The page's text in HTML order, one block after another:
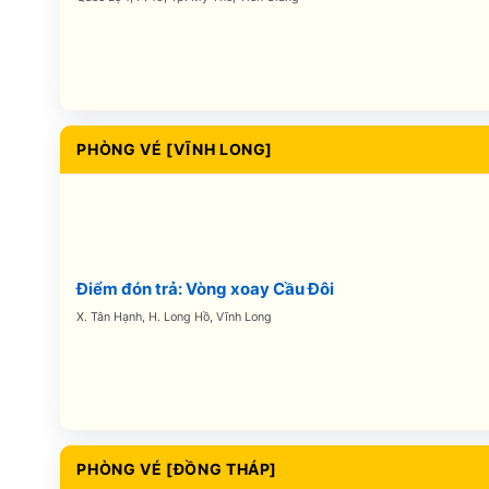
PHÒNG VÉ [VĨNH LONG]
Điểm đón trả: Vòng xoay Cầu Đôi
X. Tân Hạnh, H. Long Hồ, Vĩnh Long
PHÒNG VÉ [ĐỒNG THÁP]